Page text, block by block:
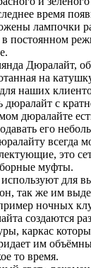
время
лампочки
в постоянном
Дюралайт,
на
наших
дюралайт с
дюралайте
его
всегда
это
муфты.
для
так же им
ночных
создаются
каркас
им
то время.